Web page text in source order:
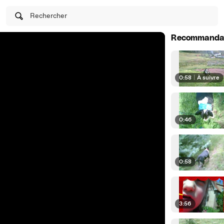
Rechercher
0:58 À suivre
0:46
0:58
3:56